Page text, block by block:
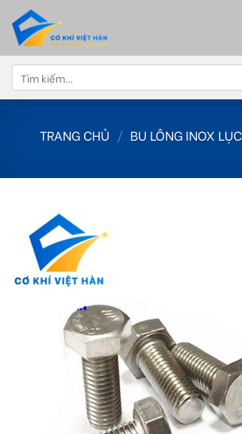
content
Tìm
kiếm:
TRANG CHỦ / BU LÔNG INOX